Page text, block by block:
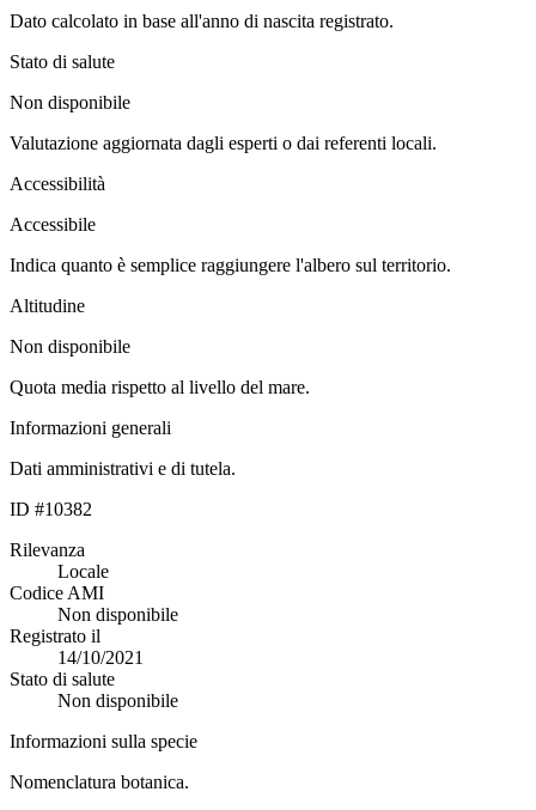
Dato calcolato in base all'anno di nascita registrato.
Stato di salute
Non disponibile
Valutazione aggiornata dagli esperti o dai referenti locali.
Accessibilità
Accessibile
Indica quanto è semplice raggiungere l'albero sul territorio.
Altitudine
Non disponibile
Quota media rispetto al livello del mare.
Informazioni generali
Dati amministrativi e di tutela.
ID #10382
Rilevanza
Locale
Codice AMI
Non disponibile
Registrato il
14/10/2021
Stato di salute
Non disponibile
Informazioni sulla specie
Nomenclatura botanica.